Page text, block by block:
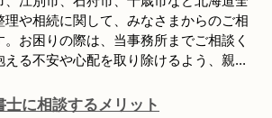
や相続に関して、みなさまからのご相
お困りの際は、当事務所までご相談く
える不安や心配を取り除けるよう、親...
に相談するメリット